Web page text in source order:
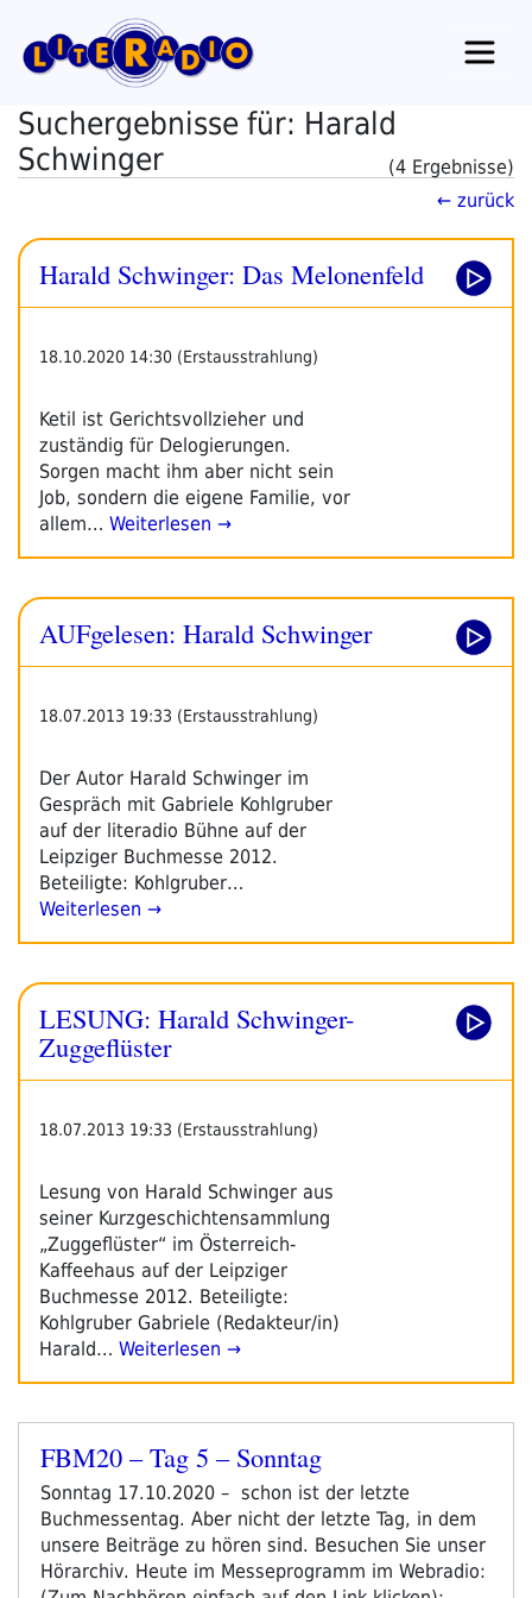
Inhalt
springen
Suchergebnisse für: Harald
Schwinger
(4 Ergebnisse)
← zurück
Harald Schwinger: Das Melonenfeld
18.10.2020 14:30 (Erstausstrahlung)
Ketil ist Gerichtsvollzieher und
zuständig für Delogierungen.
Sorgen macht ihm aber nicht sein
Job, sondern die eigene Familie, vor
allem… Weiterlesen →
AUFgelesen: Harald Schwinger
18.07.2013 19:33 (Erstausstrahlung)
Der Autor Harald Schwinger im
Gespräch mit Gabriele Kohlgruber
auf der literadio Bühne auf der
Leipziger Buchmesse 2012.
Beteiligte: Kohlgruber…
Weiterlesen →
LESUNG: Harald Schwinger-
Zuggeflüster
18.07.2013 19:33 (Erstausstrahlung)
Lesung von Harald Schwinger aus
seiner Kurzgeschichtensammlung
„Zuggeflüster“ im Österreich-
Kaffeehaus auf der Leipziger
Buchmesse 2012. Beteiligte:
Kohlgruber Gabriele (Redakteur/in)
Harald… Weiterlesen →
Veröffentlicht
FBM20 – Tag 5 – Sonntag
Sonntag 17.10.2020 – schon ist der letzte
Buchmessentag. Aber nicht der letzte Tag, in dem
unsere Beiträge zu hören sind. Besuchen Sie unser
Hörarchiv. Heute im Messeprogramm im Webradio: